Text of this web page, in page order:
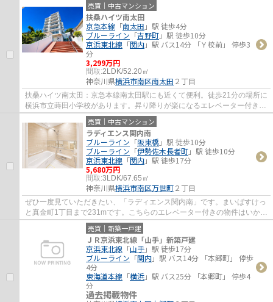
売買｜中古マンション
扶桑ハイツ南太田
京急本線 「南太田 」駅 徒歩4分
ブルーライン 「吉野町」駅 徒歩10分
京浜東北線 「関内」駅 バス14分 「Ｙ校前」 停歩3
分
3,299万円
間取:2LDK/52.20㎡
神奈川県横浜市南区南太田 ２丁目
扶桑ハイツ南太田：京急本線南太田駅にも近くて便利。徒歩21分の場所に
横浜市立蒔田小学校があります。昇り降りが楽になるエレベーター付きの
物件です。住んでいて心地の良い中古マン...
売買｜中古マンション
ラディエンス関内南
ブルーライン 「阪東橋」駅 徒歩10分
ブルーライン 「伊勢佐木長者町」駅 徒歩10分
京浜東北線 「関内」駅 徒歩17分
5,680万円
間取:3LDK/67.65㎡
神奈川県横浜市南区万世町２丁目
ぜひ一度見ていただきたい、「ラディエンス関内南」です。まいばすけっ
と真金町1丁目まで231mです。こちらのエレベーター付きの物件はいかが
でしょうか。共有部分も清潔感があり、綺麗...
売買｜新築一戸建
ＪＲ京浜東北線「山手」新築戸建
京浜東北線 「山手」駅 徒歩17分
ブルーライン 「関内」駅 バス14分 「本郷町」 停歩
4分
東海道本線 「横浜」駅 バス25分 「本郷町」 停歩4
分
過去掲載物件